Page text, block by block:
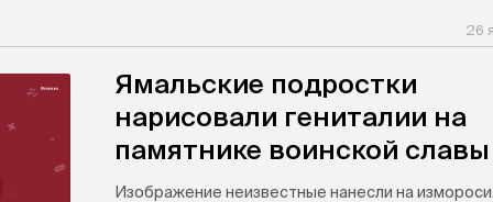
26
Ямальские подростки
нарисовали гениталии на
памятнике воинской славы
Изображение неизвестные нанесли на